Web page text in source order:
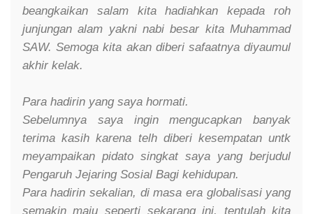
beangkaikan salam kita hadiahkan kepada roh
junjungan alam yakni nabi besar kita Muhammad
SAW. Semoga kita akan diberi safaatnya diyaumul
akhir kelak.
Para hadirin yang saya hormati.
Sebelumnya saya ingin mengucapkan banyak
terima kasih karena telh diberi kesempatan untk
meyampaikan pidato singkat saya yang berjudul
Pengaruh Jejaring Sosial Bagi kehidupan.
Para hadirin sekalian, di masa era globalisasi yang
semakin maju seperti sekarang ini, tentulah kita